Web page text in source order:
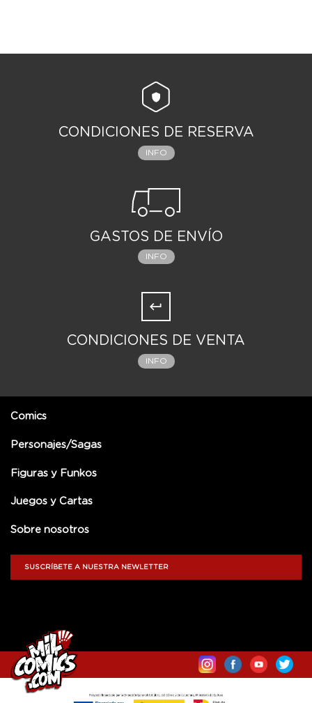
CONDICIONES DE RESERVA
INFO
GASTOS DE ENVÍO
INFO
CONDICIONES DE VENTA
INFO
Comics
Personajes/Sagas
Figuras y Funkos
Juegos y Cartas
Sobre nosotros
SUSCRÍBETE A NUESTRA NEWLETTER